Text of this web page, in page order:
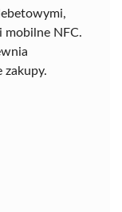
mobilne NFC.
zakupy.